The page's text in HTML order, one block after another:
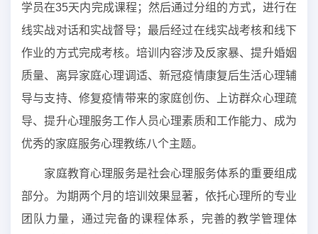
学员在35天内完成课程；然后通过分组的方式，进行在
线实战对话和实战督导；最后经过在线实战考核和线下
作业的方式完成考核。培训内容涉及反家暴、提升婚姻
质量、离异家庭心理调适、新冠疫情康复后生活心理辅
导与支持、修复疫情带来的家庭创伤、上访群众心理疏
导、提升心理服务工作人员心理素质和工作能力、成为
优秀的家庭服务心理教练八个主题。
家庭教育心理服务是社会心理服务体系的重要组成
部分。为期两个月的培训效果显著，依托心理所的专业
团队力量，通过完备的课程体系，完善的教学管理体